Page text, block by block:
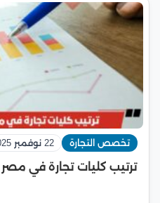
تخصص التجارة 22 نوفمبر 2025
ترتيب كليات تجارة في مصر